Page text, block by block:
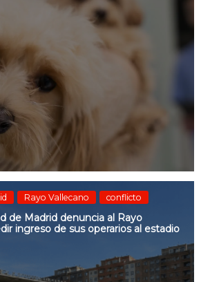
Rayo Vallecano conflicto
de Madrid denuncia al Rayo
ingreso de sus operarios al estadio